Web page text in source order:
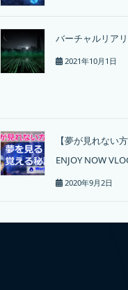
バーチャルリア
2021年10月1日
【夢が見れない
ENJOY NOW
2020年9月2日